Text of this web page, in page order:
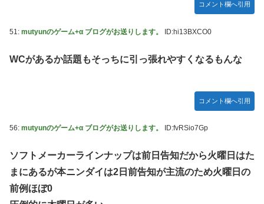
コメント欄へ引用
51: mutyunのゲーム+α ブログがお送りします。 ID:hi13BXCO0
WCがあるか話題もそっちに引っ張れやすくなるもんな
コメント欄へ引用
56: mutyunのゲーム+α ブログがお送りします。 ID:fvRSio7Gp
ソフトメーカーラインナップは前日告知だから火曜日はた
まにあるが本ニンダイは2日前告知が主流のため火曜日の
前例ほぼ0